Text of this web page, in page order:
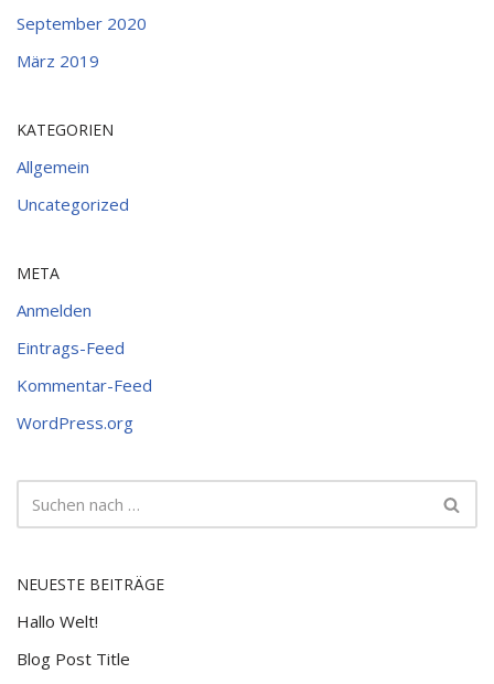
September 2020
März 2019
KATEGORIEN
Allgemein
Uncategorized
META
Anmelden
Eintrags-Feed
Kommentar-Feed
WordPress.org
NEUESTE BEITRÄGE
Hallo Welt!
Blog Post Title